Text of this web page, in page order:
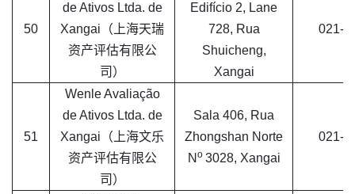
50
de Ativos Ltda. de
Xangai（上海天瑞
资产评估有限公
司）
Edifício 2, Lane
728, Rua
Shuicheng,
Xangai
021-
51
Wenle Avaliação
de Ativos Ltda. de
Xangai（上海文乐
资产评估有限公
司）
Sala 406, Rua
Zhongshan Norte
N o 3028, Xangai
021-